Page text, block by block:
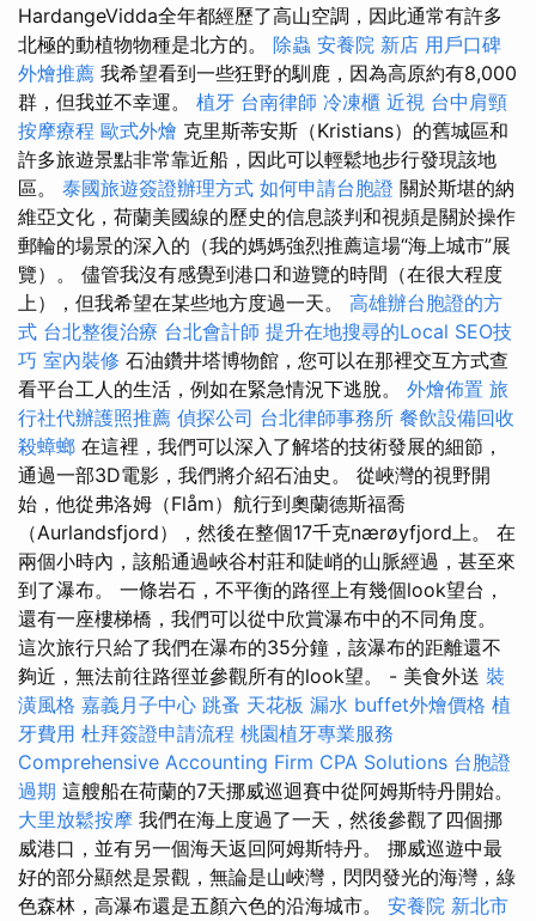
HardangeVidda全年都經歷了高山空調，因此通常有許多
北極的動植物物種是北方的。 除蟲 安養院 新店 用戶口碑
外燴推薦 我希望看到一些狂野的馴鹿，因為高原約有8,000
群，但我並不幸運。 植牙 台南律師 冷凍櫃 近視 台中肩頸
按摩療程 歐式外燴 克里斯蒂安斯（Kristians）的舊城區和
許多旅遊景點非常靠近船，因此可以輕鬆地步行發現該地
區。 泰國旅遊簽證辦理方式 如何申請台胞證 關於斯堪的納
維亞文化，荷蘭美國線的歷史的信息談判和視頻是關於操作
郵輪的場景的深入的（我的媽媽強烈推薦這場“海上城市”展
覽）。 儘管我沒有感覺到港口和遊覽的時間（在很大程度
上），但我希望在某些地方度過一天。 高雄辦台胞證的方
式 台北整復治療 台北會計師 提升在地搜尋的Local SEO技
巧 室內裝修 石油鑽井塔博物館，您可以在那裡交互方式查
看平台工人的生活，例如在緊急情況下逃脫。 外燴佈置 旅
行社代辦護照推薦 偵探公司 台北律師事務所 餐飲設備回收
殺蟑螂 在這裡，我們可以深入了解塔的技術發展的細節，
通過一部3D電影，我們將介紹石油史。 從峽灣的視野開
始，他從弗洛姆（Flåm）航行到奧蘭德斯福喬
（Aurlandsfjord），然後在整個17千克nærøyfjord上。 在
兩個小時內，該船通過峽谷村莊和陡峭的山脈經過，甚至來
到了瀑布。 一條岩石，不平衡的路徑上有幾個look望台，
還有一座樓梯橋，我們可以從中欣賞瀑布中的不同角度。
這次旅行只給了我們在瀑布的35分鐘，該瀑布的距離還不
夠近，無法前往路徑並參觀所有的look望。 - 美食外送 裝
潢風格 嘉義月子中心 跳蚤 天花板 漏水 buffet外燴價格 植
牙費用 杜拜簽證申請流程 桃園植牙專業服務
Comprehensive Accounting Firm CPA Solutions 台胞證
過期 這艘船在荷蘭的7天挪威巡迴賽中從阿姆斯特丹開始。
大里放鬆按摩 我們在海上度過了一天，然後參觀了四個挪
威港口，並有另一個海天返回阿姆斯特丹。 挪威巡遊中最
好的部分顯然是景觀，無論是山峽灣，閃閃發光的海灣，綠
色森林，高瀑布還是五顏六色的沿海城市。 安養院 新北市